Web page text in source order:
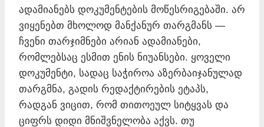
ადამიანებს დოკუმენტების მოწესრიგებაში. არ
ვიყენებთ მხოლოდ მანქანურ თარგმანს —
ჩვენი თარჯიმნები არიან ადამიანები,
რომლებსაც ესმით ენის ნიუანსები. ყოველი
დოკუმენტი, სადაც საჭიროა აზერბაიჯანულად
თარგმნა, გადის რედაქტირების ეტაპს,
რადგან ვიცით, რომ თითოეულ სიტყვას და
ციფრს დიდი მნიშვნელობა აქვს. თუ